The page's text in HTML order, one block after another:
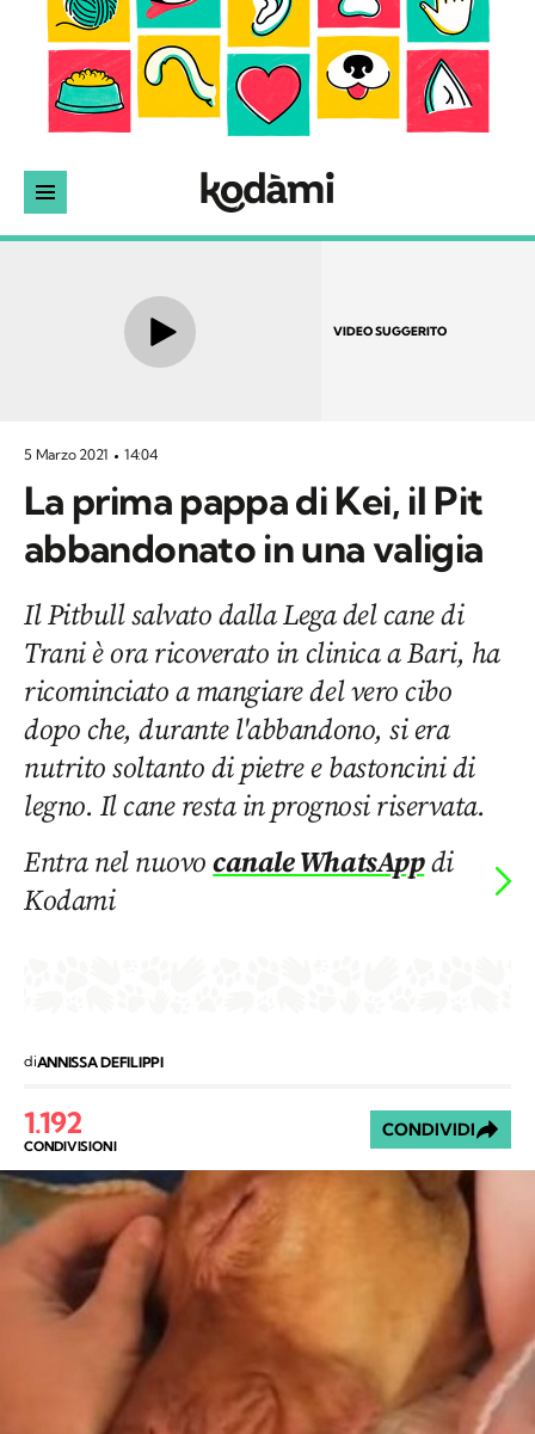
VIDEO SUGGERITO
5 Marzo 2021 14:04
La prima pappa di Kei, il Pit
abbandonato in una valigia
Il Pitbull salvato dalla Lega del cane di
Trani è ora ricoverato in clinica a Bari, ha
ricominciato a mangiare del vero cibo
dopo che, durante l'abbandono, si era
nutrito soltanto di pietre e bastoncini di
legno. Il cane resta in prognosi riservata.
Entra nel nuovocanale WhatsAppdi
Kodami
diANNISSA DEFILIPPI
1.192
CONDIVISIONI
CONDIVIDI